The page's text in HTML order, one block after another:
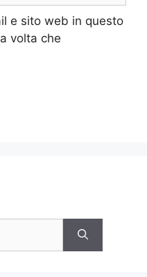
e sito web in questo
volta che